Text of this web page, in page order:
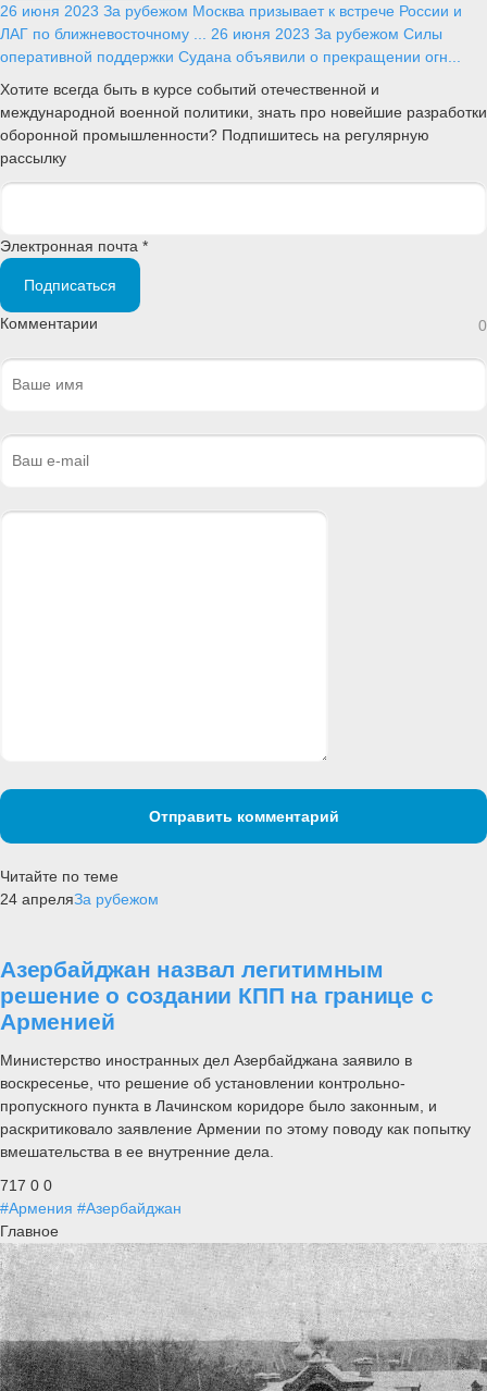
26 июня 2023 За рубежом Москва призывает к встрече России и
ЛАГ по ближневосточному ... 26 июня 2023 За рубежом Силы
оперативной поддержки Судана объявили о прекращении огн...
Хотите всегда быть в курсе событий отечественной и
международной военной политики, знать про новейшие разработки
оборонной промышленности? Подпишитесь на регулярную
рассылку
Электронная почта *
Подписаться
Комментарии 0
Отправить комментарий
Читайте по теме
24 апреляЗа рубежом
Азербайджан назвал легитимным
решение о создании КПП на границе с
Арменией
Министерство иностранных дел Азербайджана заявило в
воскресенье, что решение об установлении контрольно-
пропускного пункта в Лачинском коридоре было законным, и
раскритиковало заявление Армении по этому поводу как попытку
вмешательства в ее внутренние дела.
717 0 0
#Армения #Азербайджан
Главное